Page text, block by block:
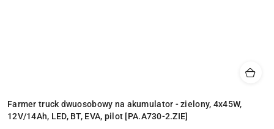
Farmer truck dwuosobowy na akumulator - zielony, 4x45W,
12V/14Ah, LED, BT, EVA, pilot [PA.A730-2.ZIE]